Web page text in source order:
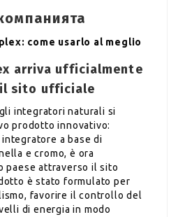
come usarlo al meglio
arriva ufficialmente
sito ufficiale
integratori naturali si
prodotto innovativo:
a base di
e cromo, è ora
paese attraverso il sito
è stato formulato per
favorire il controllo del
di energia in modo